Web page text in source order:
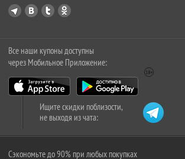
Все наши купоны доступны
через Мобильное Приложение:
Ищите скидки поблизости,
не выходя из чата:
Сэкономьте до 90% при любых покупках